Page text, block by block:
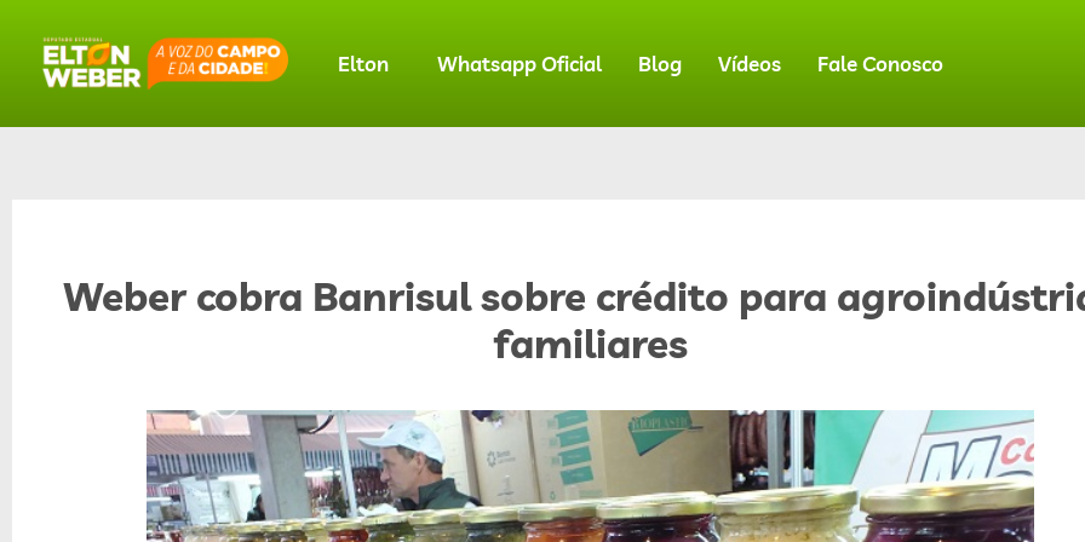
Elton Whatsapp Oficial Blog Vídeos Fale Conosco
Weber cobra Banrisul sobre crédito para
familiares